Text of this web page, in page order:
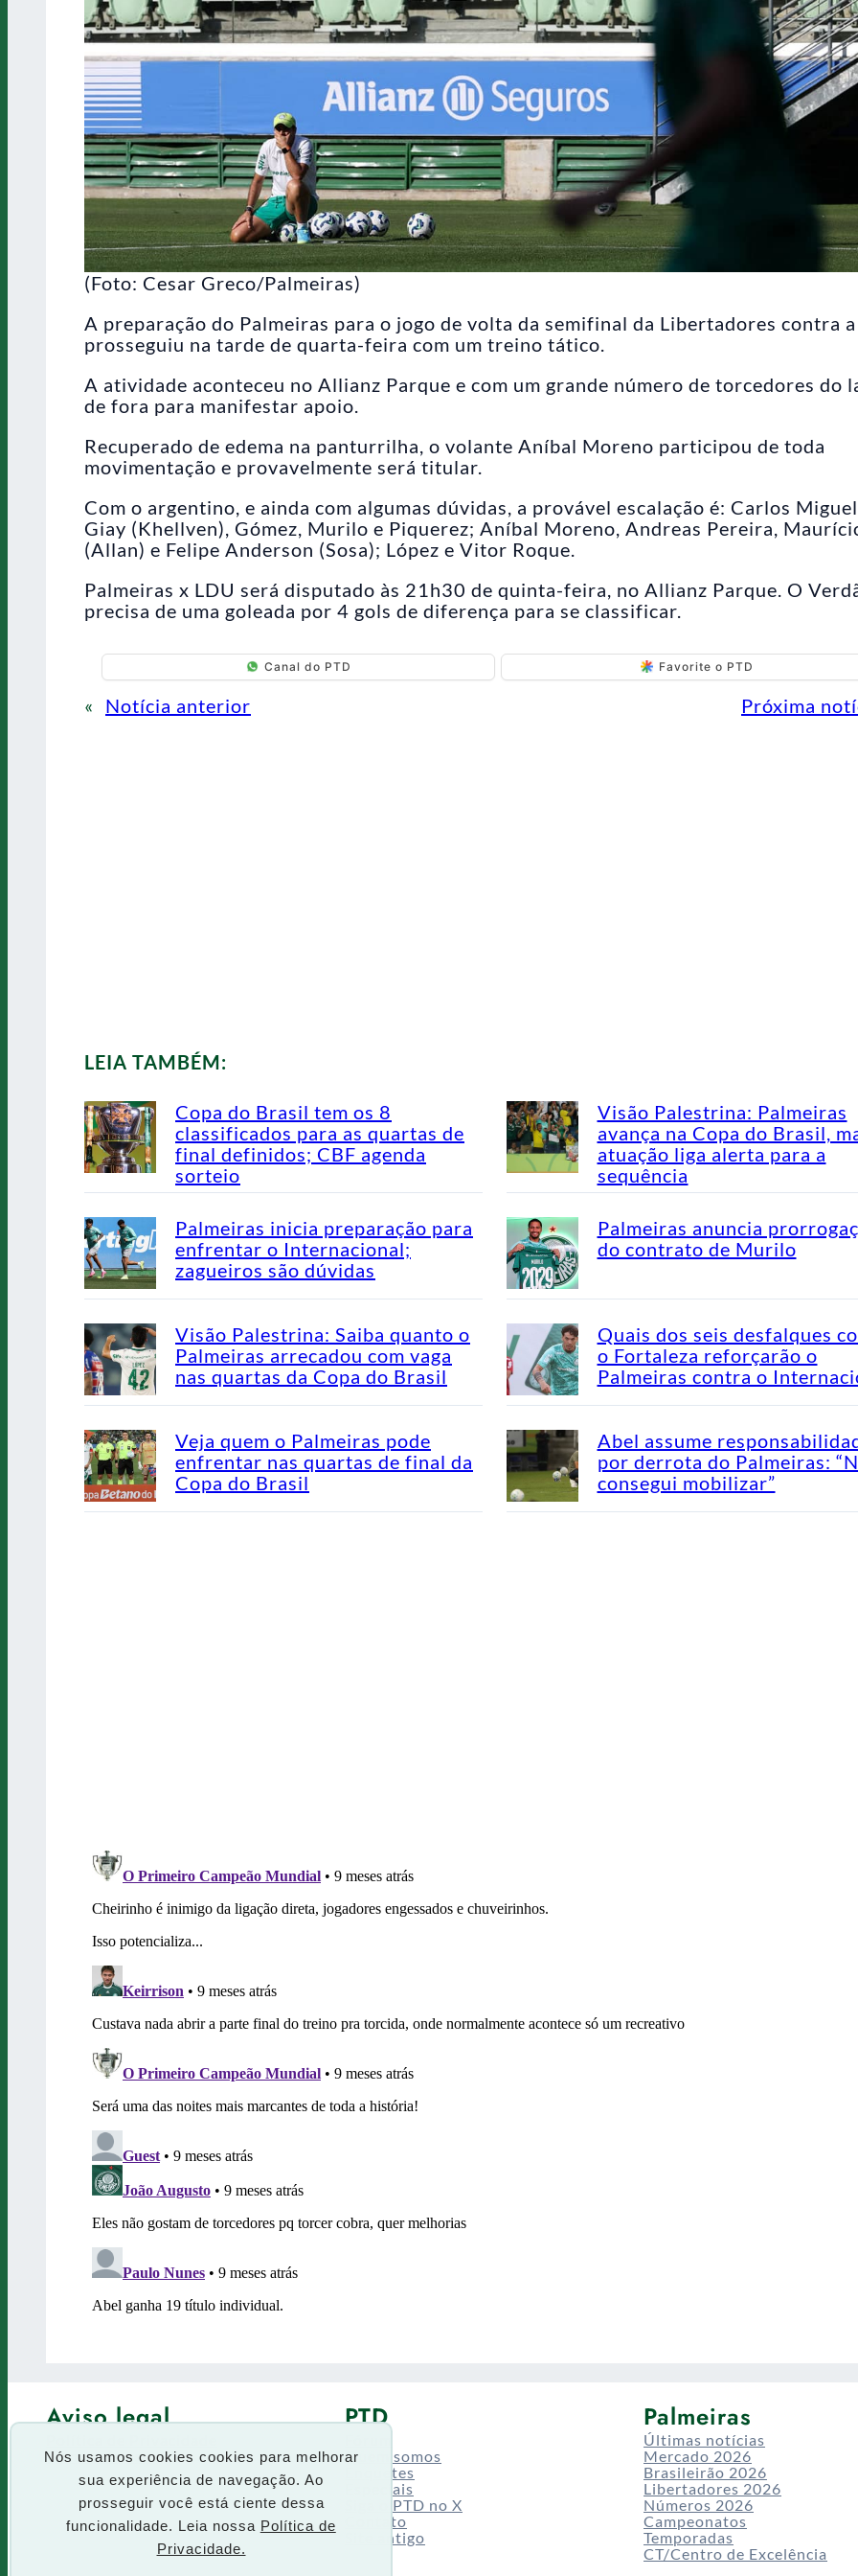
Nós usamos cookies cookies para melhorar
sua experiência de navegação. Ao
prosseguir você está ciente dessa
funcionalidade. Leia nossa Política de
Privacidade.
(Foto: Cesar Greco/Palmeiras)
A preparação do Palmeiras para o jogo de volta da semifinal da Libertadores contra a
prosseguiu na tarde de quarta-feira com um treino tático.
A atividade aconteceu no Allianz Parque e com um grande número de torcedores do
de fora para manifestar apoio.
Recuperado de edema na panturrilha, o volante Aníbal Moreno participou de toda
movimentação e provavelmente será titular.
Com o argentino, e ainda com algumas dúvidas, a provável escalação é: Carlos
Giay (Khellven), Gómez, Murilo e Piquerez; Aníbal Moreno, Andreas Pereira,
(Allan) e Felipe Anderson (Sosa); López e Vitor Roque.
Palmeiras x LDU será disputado às 21h30 de quinta-feira, no Allianz Parque. O
precisa de uma goleada por 4 gols de diferença para se classificar.
Canal do PTD Favorite o PTD
« Notícia anterior Próxima
LEIA TAMBÉM:
Copa do Brasil tem os 8
classificados para as quartas de
final definidos; CBF agenda
sorteio
Visão Palestrina: Palmeiras
avança na Copa do Brasil,
atuação liga alerta para a
sequência
Palmeiras inicia preparação para
enfrentar o Internacional;
zagueiros são dúvidas
Palmeiras anuncia
do contrato de Murilo
Visão Palestrina: Saiba quanto o
Palmeiras arrecadou com vaga
nas quartas da Copa do Brasil
Quais dos seis desfalques
o Fortaleza reforçarão o
Palmeiras contra o
Veja quem o Palmeiras pode
enfrentar nas quartas de final da
Copa do Brasil
Abel assume
por derrota do Palmeiras:
consegui mobilizar”
Aviso legal
Termos de uso
PTD
Quem somos
Enquetes
Especiais
Siga o PTD no X
Contato
Site antigo
Palmeiras
Últimas notícias
Mercado 2026
Brasileirão 2026
Libertadores 2026
Números 2026
Campeonatos
Temporadas
CT/Centro de Excelência